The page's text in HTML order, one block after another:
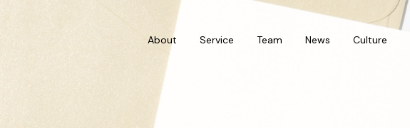
About Service Team News Culture